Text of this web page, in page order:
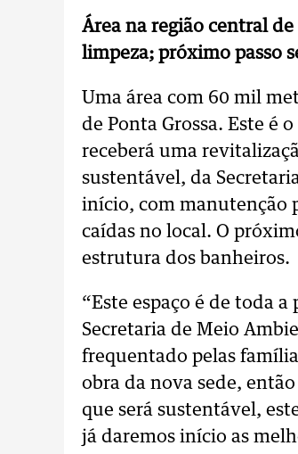
Área na região central
limpeza; próximo passo
Uma área com 60 mil
de Ponta Grossa. Este é
receberá uma
sustentável, da
início, com manutenção
caídas no local. O
estrutura dos banheiros.
“Este espaço é de toda
Secretaria de Meio
frequentado pelas
obra da nova sede,
que será sustentável,
já daremos início as